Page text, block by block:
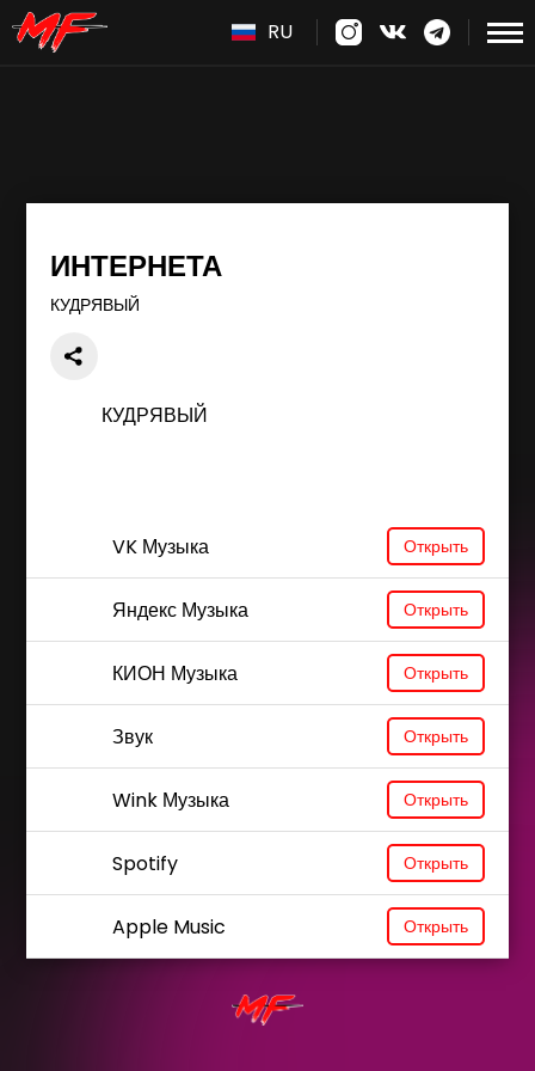
RU
ИНТЕРНЕТА
КУДРЯВЫЙ
КУДРЯВЫЙ
VK Музыка Открыть
Яндекс Музыка Открыть
КИОН Музыка Открыть
Звук Открыть
Wink Музыка Открыть
Spotify Открыть
Apple Music Открыть